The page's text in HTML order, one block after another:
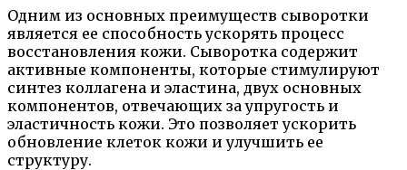
Одним из основных преимуществ сыворотки
является ее способность ускорять процесс
восстановления кожи. Сыворотка содержит
активные компоненты, которые стимулируют
синтез коллагена и эластина, двух основных
компонентов, отвечающих за упругость и
эластичность кожи. Это позволяет ускорить
обновление клеток кожи и улучшить ее
структуру.